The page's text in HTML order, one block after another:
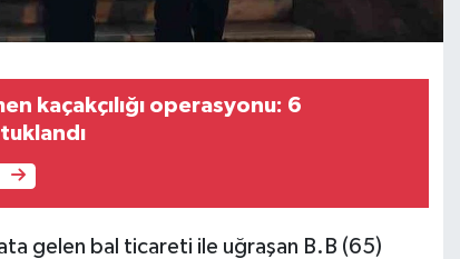
kaçakçılığı operasyonu: 6
gelen bal ticareti ile uğraşan B.B (65)